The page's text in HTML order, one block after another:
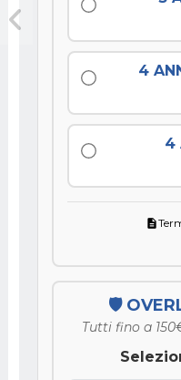
4
4
description
🛡️
Tutti fino a